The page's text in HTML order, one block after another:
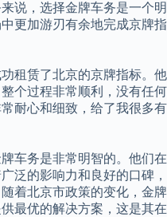
说，选择金牌车务是一个明
更加游刃有余地完成京牌指
租赁了北京的京牌指标。他
个过程非常顺利，没有任何
耐心和细致，给了我很多有
车务是非常明智的。他们在
泛的影响力和良好的口碑，
着北京市政策的变化，金牌
最优的解决方案，这是其在